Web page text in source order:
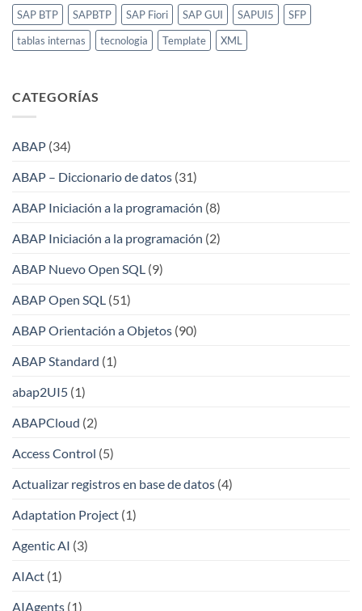
SAP BTP
SAPBTP SAP Fiori SAP GUI SAPUI5
SFP
tablas internas
tecnologia Template XML
CATEGORÍAS
ABAP (34)
ABAP – Diccionario de datos (31)
ABAP Iniciación a la programación (8)
ABAP Iniciación a la programación (2)
ABAP Nuevo Open SQL (9)
ABAP Open SQL (51)
ABAP Orientación a Objetos (90)
ABAP Standard (1)
abap2UI5 (1)
ABAPCloud (2)
Access Control (5)
Actualizar registros en base de datos (4)
Adaptation Project (1)
Agentic AI (3)
AIAct (1)
AIAgents (1)